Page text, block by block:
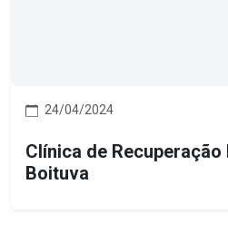
24/04/2024
Clínica de Recuperação
Boituva